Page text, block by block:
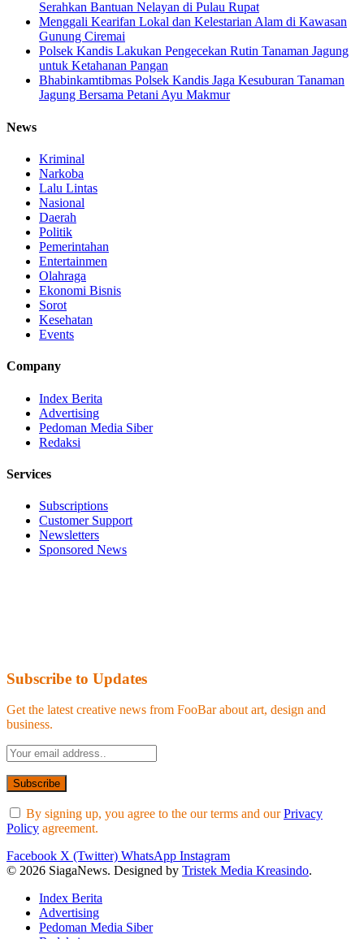
Serahkan Bantuan Nelayan di Pulau Rupat
Menggali Kearifan Lokal dan Kelestarian Alam di Kawasan
Gunung Ciremai
Polsek Kandis Lakukan Pengecekan Rutin Tanaman Jagung
untuk Ketahanan Pangan
Bhabinkamtibmas Polsek Kandis Jaga Kesuburan Tanaman
Jagung Bersama Petani Ayu Makmur
News
Kriminal
Narkoba
Lalu Lintas
Nasional
Daerah
Politik
Pemerintahan
Entertainmen
Olahraga
Ekonomi Bisnis
Sorot
Kesehatan
Events
Company
Index Berita
Advertising
Pedoman Media Siber
Redaksi
Services
Subscriptions
Customer Support
Newsletters
Sponsored News
Subscribe to Updates
Get the latest creative news from FooBar about art, design and
business.
By signing up, you agree to the our terms and ourPrivacy
Policy agreement.
Facebook X (Twitter) WhatsApp Instagram
© 2026 SiagaNews. Designed by Tristek Media Kreasindo.
Index Berita
Advertising
Pedoman Media Siber